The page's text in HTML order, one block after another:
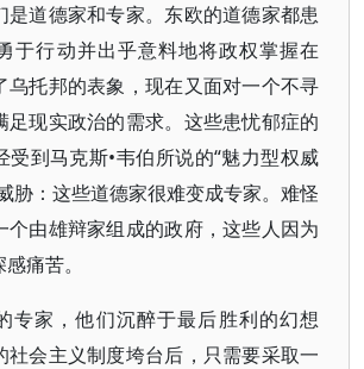
是道德家和专家。东欧的道德家都患
于行动并出乎意料地将政权掌握在
乌托邦的表象，现在又面对一个不寻
足现实政治的需求。这些患忧郁症的
受到马克斯•韦伯所说的“魅力型权威
胁：这些道德家很难变成专家。难怪
个由雄辩家组成的政府，这些人因为
痛苦。
专家，他们沉醉于最后胜利的幻想
社会主义制度垮台后，只需要采取一